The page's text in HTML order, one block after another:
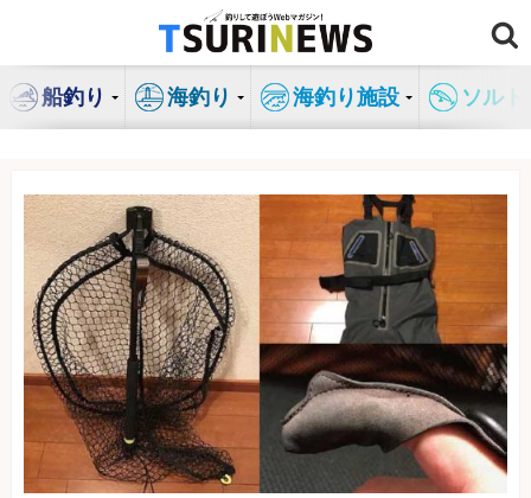
ン
船釣り 海釣り 海釣り施設 ソル